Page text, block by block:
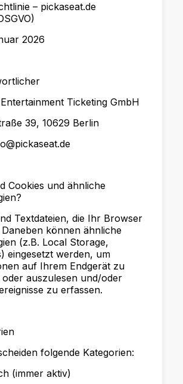
– pickaseat.de
2026
Ticketing GmbH
39, 10629 Berlin
Cookies und ähnliche
Textdateien, die Ihr Browser
können ähnliche
(z.B. Local Storage,
eingesetzt werden, um
auf Ihrem Endgerät zu
auszulesen und/oder
zu erfassen.
folgende Kategorien:
(immer aktiv)